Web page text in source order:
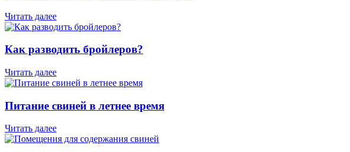
Читать далее
Как разводить бройлеров?
Читать далее
Питание свиней в летнее время
Читать далее